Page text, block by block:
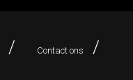
Contact ons